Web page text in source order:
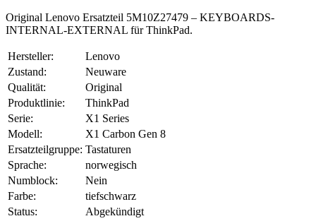
Original Lenovo Ersatzteil 5M10Z27479 – KEYBOARDS-
INTERNAL-EXTERNAL für ThinkPad.
Hersteller:
Lenovo
Zustand:
Neuware
Qualität:
Original
Produktlinie:
ThinkPad
Serie:
X1 Series
Modell:
X1 Carbon Gen 8
Ersatzteilgruppe: Tastaturen
Sprache:
norwegisch
Numblock:
Nein
Farbe:
tiefschwarz
Status:
Abgekündigt